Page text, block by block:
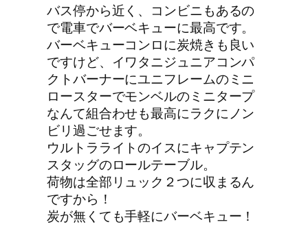
バス停から近く、コンビニもあるの
で電車でバーベキューに最高です。
バーベキューコンロに炭焼きも良い
ですけど、イワタニジュニアコンパ
クトバーナーにユニフレームのミニ
ロースターでモンベルのミニタープ
なんて組合わせも最高にラクにノン
ビリ過ごせます。
ウルトラライトのイスにキャプテン
スタッグのロールテーブル。
荷物は全部リュック２つに収まるん
ですから！
炭が無くても手軽にバーベキュー！